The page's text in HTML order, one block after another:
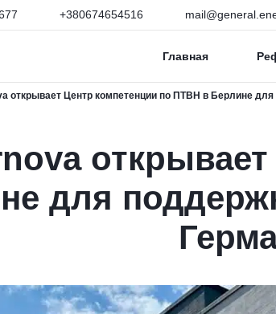
+380674654516
Главная
открывает Центр компетенции по ПТВН в Берлине
для